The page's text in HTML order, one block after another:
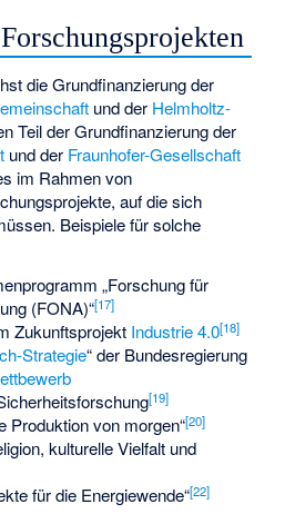
die Grundfinanzierung der
und der Helmholtz-
Teil der Grundfinanzierung der
und der Fraunhofer-Gesellschaft
im Rahmen von
auf die sich
Beispiele für solche
„Forschung für
(FONA)“[17]
Zukunftsprojekt Industrie 4.0[18]
Strategie“ der Bundesregierung
[19]
Produktion von morgen“[20]
kulturelle Vielfalt und
für die Energiewende“[22]